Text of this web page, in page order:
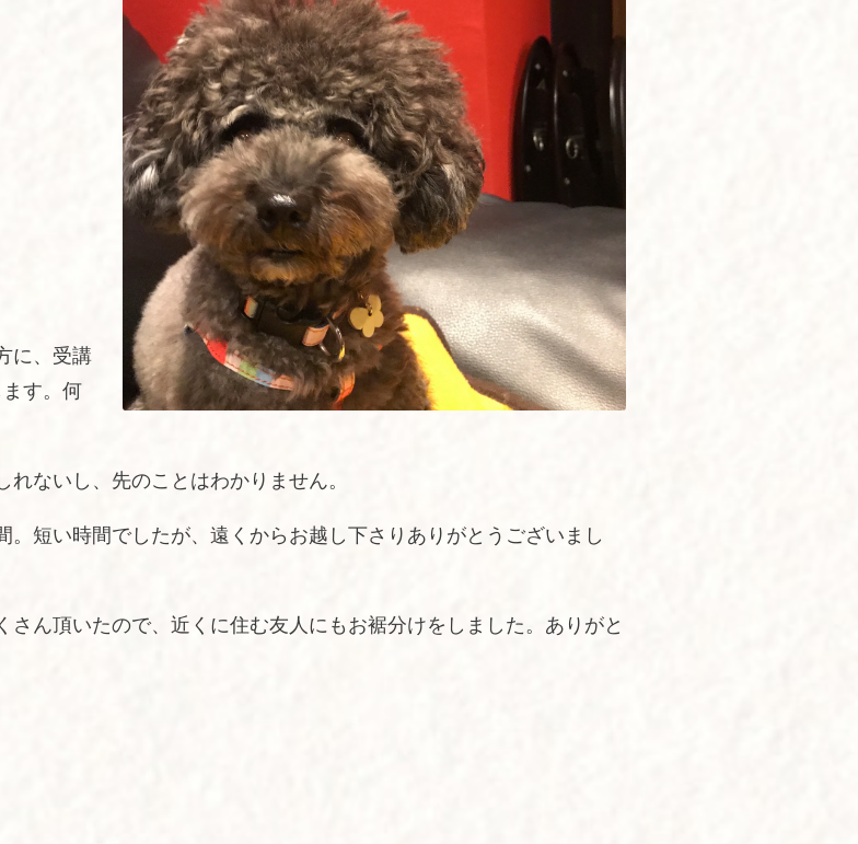
に、受講
す。何
ないし、先のことはわかりません。
短い時間でしたが、遠くからお越し下さりありがとうございまし
ん頂いたので、近くに住む友人にもお裾分けをしました。ありがと